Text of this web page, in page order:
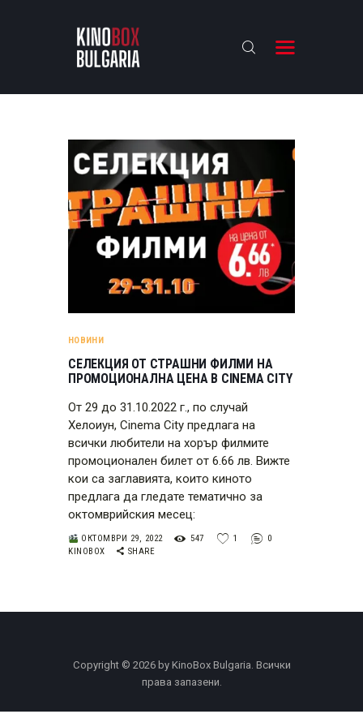
KINOBOX BULGARIA
АНАЛИЗИ
БАХТИ НАГРАДИТЕ
ИНТЕРВЮТА
ЗА НАС
НОВИНИ
СЕЛЕКЦИЯ ОТ СТРАШНИ ФИЛМИ НА
ПРОМОЦИОНАЛНА ЦЕНА В CINEMA CITY
От 29 до 31.10.2022 г., по случай
Хелоиун, Cinema City предлага на
всички любители на хорър филмите
промоционален билет от 6.66 лв. Вижте
кои са заглавията, които киното
предлага да гледате тематично за
октомврийския месец:
ОКТОМВРИ 29, 2022 547 1
0
KINOBOX
SHARE
Copyright © 2026 by KinoBox Bulgaria. Всички
права запазени.